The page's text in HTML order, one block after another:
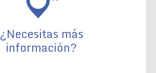
¿Necesitas más
información?